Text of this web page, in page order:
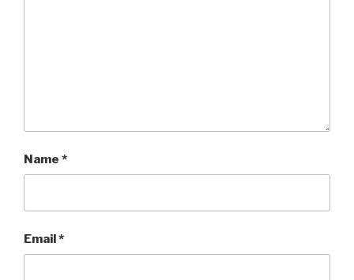
Name *
Email*